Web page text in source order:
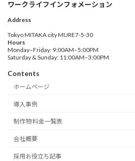
ワークライフインフォメーション
Address
Tokyo MITAKA city MURE7-5-30
Hours
Monday–Friday: 9:00AM–5:00PM
Saturday & Sunday: 11:00AM–3:00PM
Contents
ホームページ
導入事例
制作物 料金一覧表
会社概要
採用お役立ち記事